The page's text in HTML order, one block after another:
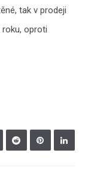
tak v prodeji
oproti